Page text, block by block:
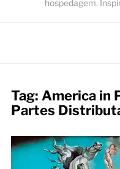
hospedagem.
Tag: America in
Partes